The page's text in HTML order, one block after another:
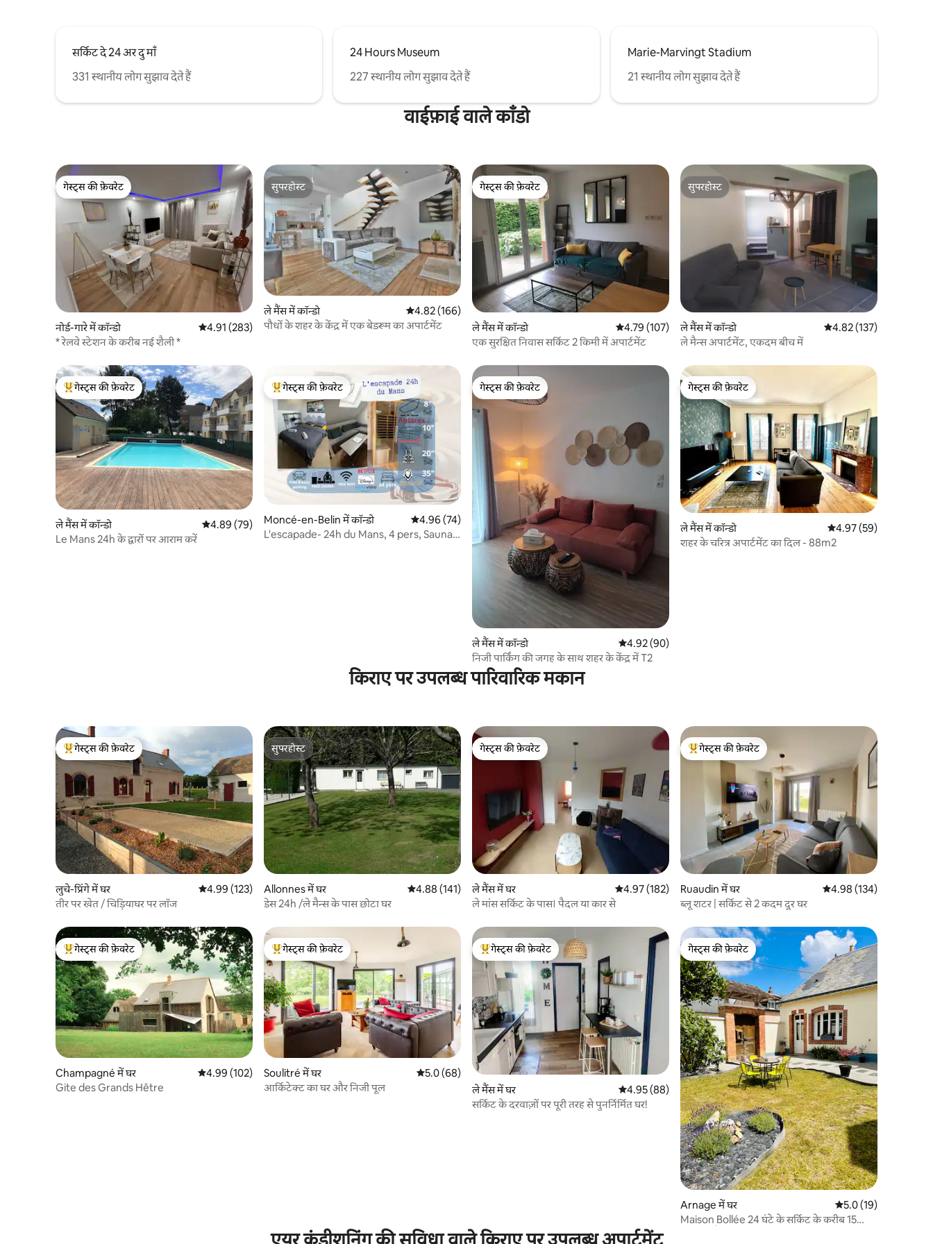
सर्किट दे 24 अर दु माँ
331 स्थानीय लोग सुझाव देते हैं
24 Hours Museum
227 स्थानीय लोग सुझाव देते हैं
Marie-Marvingt Stadium
21 स्थानीय लोग सुझाव देते हैं
वाईफ़ाई वाले काँडो
गेस्ट्स की फ़ेवरेट
गेस्ट्स की फ़ेवरेट
नोर्ड-गारे में कॉन्डो औसत रेटिंग 5 में से 4.91, 283 समीक्षाएँ
4.91 (283)
* रेलवे स्टेशन के करीब नई शैली *
सुपरहोस्ट
सुपरहोस्ट
ले मैंस में कॉन्डो औसत रेटिंग 5 में से 4.82, 166 समीक्षाएँ
4.82 (166)
पौधों के शहर के केंद्र में एक बेडरूम का अपार्टमेंट
गेस्ट्स की फ़ेवरेट
गेस्ट्स की फ़ेवरेट
ले मैंस में कॉन्डो औसत रेटिंग 5 में से 4.79, 107 समीक्षाएँ
4.79 (107)
एक सुरक्षित निवास सर्किट 2 किमी में अपार्टमेंट
सुपरहोस्ट
सुपरहोस्ट
ले मैंस में कॉन्डो औसत रेटिंग 5 में से 4.82,
4.82 (137)
ले मैन्स अपार्टमेंट, एकदम बीच में
गेस्ट्स का टॉप फ़ेवरेट
गेस्ट्स की फ़ेवरेट
ले मैंस में कॉन्डो औसत रेटिंग 5 में से 4.89, 79 समीक्षाएँ
4.89 (79)
Le Mans 24h के द्वारों पर आराम करें
गेस्ट्स का टॉप फ़ेवरेट
गेस्ट्स की फ़ेवरेट
Moncé-en-Belin में कॉन्डो औसत रेटिंग 5 में से 4.96, 74 समीक्षाएँ
4.96 (74)
L'escapade- 24h du Mans, 4 pers, Sauna,
गेस्ट्स की फ़ेवरेट
गेस्ट्स की फ़ेवरेट
ले मैंस में कॉन्डो औसत रेटिंग 5 में से 4.92, 90 समीक्षाएँ
4.92 (90)
निजी पार्किंग की जगह के साथ शहर के केंद्र में T2
गेस्ट्स की फ़ेवरेट
गेस्ट्स की फ़ेवरेट
ले मैंस में कॉन्डो औसत रेटिंग 5 में से 4.97,
4.97 (59)
शहर के चरित्र अपार्टमेंट का दिल - 88m2
किराए पर उपलब्ध पारिवारिक मकान
गेस्ट्स का टॉप फ़ेवरेट
गेस्ट्स की फ़ेवरेट
लुचे-प्रिंगे में घर औसत रेटिंग 5 में से 4.99, 123 समीक्षाएँ
4.99 (123)
तीर पर खेत / चिड़ियाघर पर लॉज
सुपरहोस्ट
सुपरहोस्ट
Allonnes में घर औसत रेटिंग 5 में से 4.88, 141 समीक्षाएँ
4.88 (141)
डेस 24h /ले मैन्स के पास छोटा घर
गेस्ट्स की फ़ेवरेट
गेस्ट्स की फ़ेवरेट
ले मैंस में घर औसत रेटिंग 5 में से 4.97, 182 समीक्षाएँ
4.97 (182)
ले मांस सर्किट के पास। पैदल या कार से
गेस्ट्स का टॉप फ़ेवरेट
गेस्ट्स की फ़ेवरेट
Ruaudin में घर औसत रेटिंग 5 में से 4.98,
4.98 (134)
ब्लू शटर | सर्किट से 2 कदम दूर घर
गेस्ट्स का टॉप फ़ेवरेट
गेस्ट्स की फ़ेवरेट
Champagné में घर औसत रेटिंग 5 में से 4.99, 102 समीक्षाएँ
4.99 (102)
Gite des Grands Hêtre
गेस्ट्स का टॉप फ़ेवरेट
गेस्ट्स की फ़ेवरेट
Soulitré में घर औसत रेटिंग 5 में से 5.0, 68 समीक्षाएँ
5.0 (68)
आर्किटेक्ट का घर और निजी पूल
गेस्ट्स का टॉप फ़ेवरेट
गेस्ट्स की फ़ेवरेट
ले मैंस में घर औसत रेटिंग 5 में से 4.95, 88 समीक्षाएँ
4.95 (88)
सर्किट के दरवाज़ों पर पूरी तरह से पुनर्निर्मित घर!
गेस्ट्स की फ़ेवरेट
गेस्ट्स की फ़ेवरेट
Arnage में घर औसत रेटिंग 5 में से 5.0,
5.0 (19)
Maison Bollée 24 घंटे के सर्किट के करीब 15